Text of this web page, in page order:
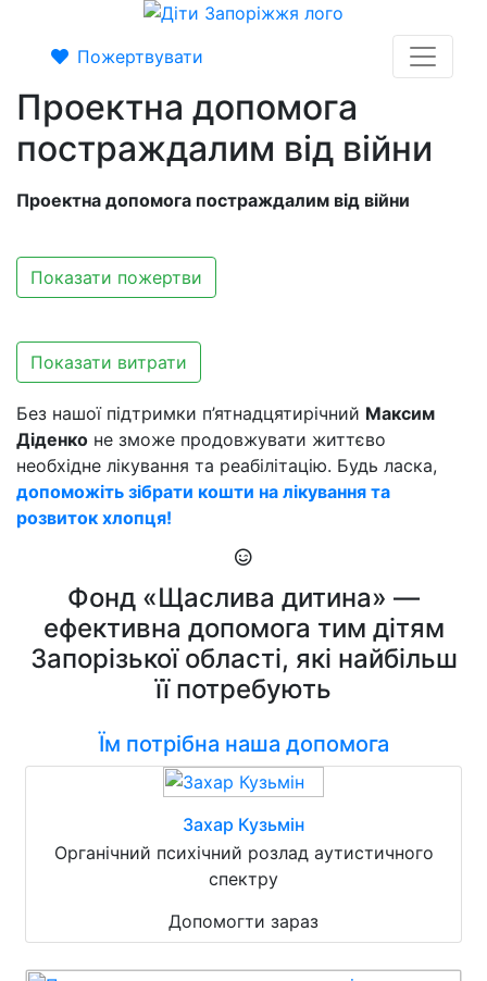
Пожертвувати
Проектна допомога
постраждалим від війни
Проектна допомога постраждалим від війни
Показати пожертви
Показати витрати
Без нашої підтримки п’ятнадцятирічний Максим
Діденко не зможе продовжувати життєво
необхідне лікування та реабілітацію. Будь ласка,
допоможіть зібрати кошти на лікування та
розвиток хлопця!
Фонд «Щаслива дитина» —
ефективна допомога тим дітям
Запорізької області, які найбільш
її потребують
Їм потрібна наша допомога
Захар Кузьмін
Органічний психічний розлад аутистичного
спектру
Допомогти зараз